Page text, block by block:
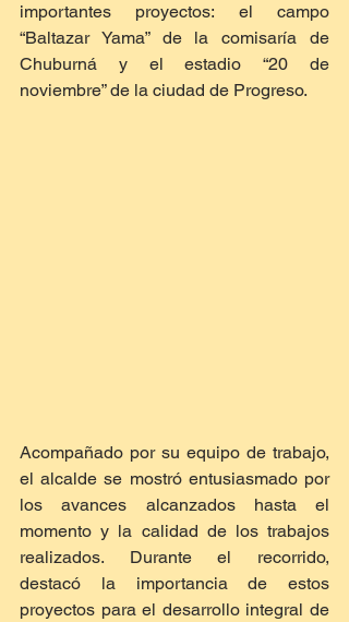
importantes proyectos: el campo
“Baltazar Yama” de la comisaría de
Chuburná y el estadio “20 de
noviembre” de la ciudad de Progreso.
Acompañado por su equipo de trabajo,
el alcalde se mostró entusiasmado por
los avances alcanzados hasta el
momento y la calidad de los trabajos
realizados. Durante el recorrido,
destacó la importancia de estos
proyectos para el desarrollo integral de